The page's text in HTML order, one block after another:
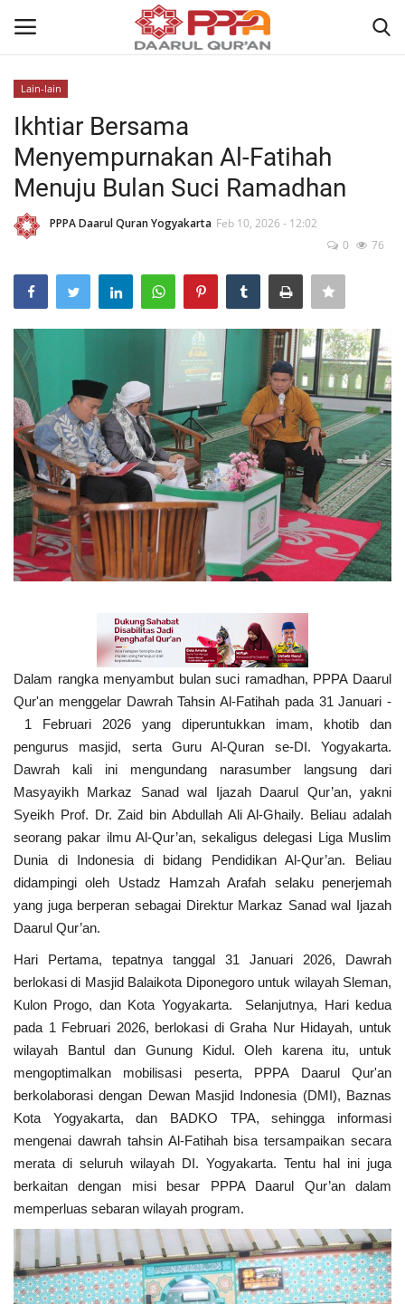
Home
News
Wisuda Akbar
Kisah
Inspirasi
Blog
Video
Lain-lain
Ikhtiar Bersama
Menyempurnakan Al-Fatihah
Menuju Bulan Suci Ramadhan
PPPA Daarul Quran Yogyakarta Feb 10, 2026 - 12:02
0
76
Dalam rangka menyambut bulan suci ramadhan, PPPA Daarul
Qur'an menggelar Dawrah Tahsin Al-Fatihah pada 31 Januari -
1 Februari 2026 yang diperuntukkan imam, khotib dan
pengurus masjid, serta Guru Al-Quran se-DI. Yogyakarta.
Dawrah kali ini mengundang narasumber langsung dari
Masyayikh Markaz Sanad wal Ijazah Daarul Qur’an, yakni
Syeikh Prof. Dr. Zaid bin Abdullah Ali Al-Ghaily. Beliau adalah
seorang pakar ilmu Al-Qur’an, sekaligus delegasi Liga Muslim
Dunia di Indonesia di bidang Pendidikan Al-Qur’an. Beliau
didampingi oleh Ustadz Hamzah Arafah selaku penerjemah
yang juga berperan sebagai Direktur Markaz Sanad wal Ijazah
Daarul Qur’an.
Hari Pertama, tepatnya tanggal 31 Januari 2026, Dawrah
berlokasi di Masjid Balaikota Diponegoro untuk wilayah Sleman,
Kulon Progo, dan Kota Yogyakarta. Selanjutnya, Hari kedua
pada 1 Februari 2026, berlokasi di Graha Nur Hidayah, untuk
wilayah Bantul dan Gunung Kidul. Oleh karena itu, untuk
mengoptimalkan mobilisasi peserta, PPPA Daarul Qur'an
berkolaborasi dengan Dewan Masjid Indonesia (DMI), Baznas
Kota Yogyakarta, dan BADKO TPA, sehingga informasi
mengenai dawrah tahsin Al-Fatihah bisa tersampaikan secara
merata di seluruh wilayah DI. Yogyakarta. Tentu hal ini juga
berkaitan dengan misi besar PPPA Daarul Qur’an dalam
memperluas sebaran wilayah program.